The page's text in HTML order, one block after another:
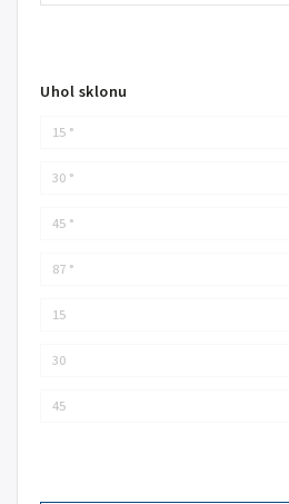
Uhol sklonu
15 °
30 °
45 °
87 °
15
30
45